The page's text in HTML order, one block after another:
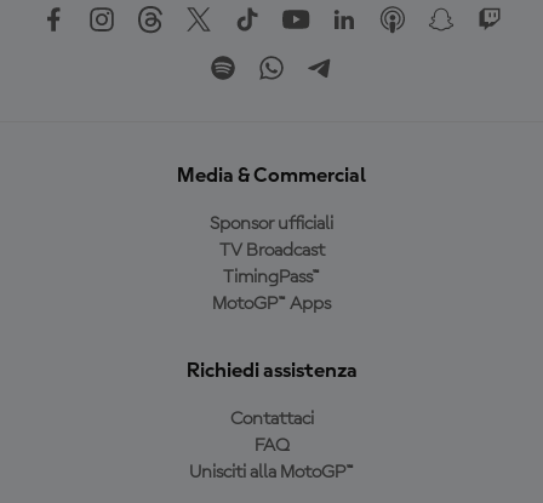
Media & Commercial
Sponsor ufficiali
TV Broadcast
TimingPass™
MotoGP™ Apps
Richiedi assistenza
Contattaci
FAQ
Unisciti alla MotoGP™